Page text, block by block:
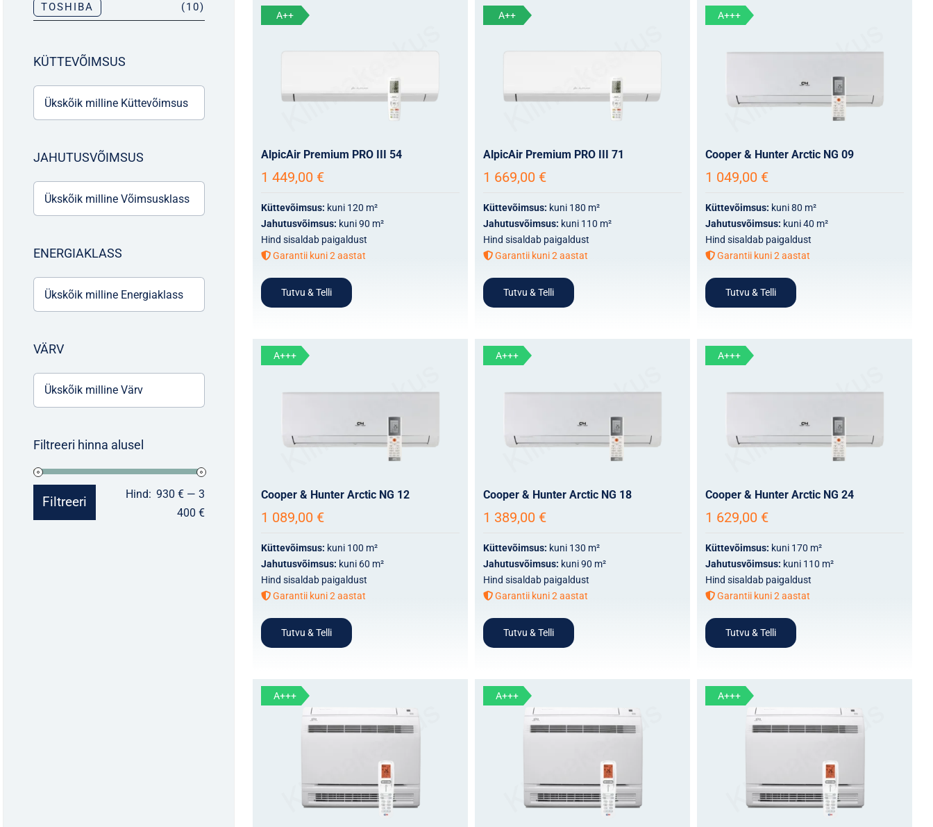
TOSHIBA (10)
KÜTTEVÕIMSUS
JAHUTUSVÕIMSUS
ENERGIAKLASS
VÄRV
Filtreeri hinna alusel
Minimaalne
hind
Maksimaalne
hind
Filtreeri Hind: 930 €— 3
400 €
AlpicAir Premium PRO III 54
1 449,00 €
Küttevõimsus: kuni 120 m²
Jahutusvõimsus: kuni 90 m²
Hind sisaldab paigaldust
A++
Garantii kuni 2 aastat
Tutvu & Telli
AlpicAir Premium PRO III 71
1 669,00 €
Küttevõimsus: kuni 180 m²
Jahutusvõimsus: kuni 110 m²
Hind sisaldab paigaldust
A++
Garantii kuni 2 aastat
Tutvu & Telli
Cooper & Hunter Arctic NG 09
1 049,00 €
Küttevõimsus: kuni 80 m²
Jahutusvõimsus: kuni 40 m²
Hind sisaldab paigaldust
A+++
Garantii kuni 2 aastat
Tutvu & Telli
Cooper & Hunter Arctic NG 12
1 089,00 €
Küttevõimsus: kuni 100 m²
Jahutusvõimsus: kuni 60 m²
Hind sisaldab paigaldust
A+++
Garantii kuni 2 aastat
Tutvu & Telli
Cooper & Hunter Arctic NG 18
1 389,00 €
Küttevõimsus: kuni 130 m²
Jahutusvõimsus: kuni 90 m²
Hind sisaldab paigaldust
A+++
Garantii kuni 2 aastat
Tutvu & Telli
Cooper & Hunter Arctic NG 24
1 629,00 €
Küttevõimsus: kuni 170 m²
Jahutusvõimsus: kuni 110 m²
Hind sisaldab paigaldust
A+++
Garantii kuni 2 aastat
Tutvu & Telli
A+++ A+++ A+++